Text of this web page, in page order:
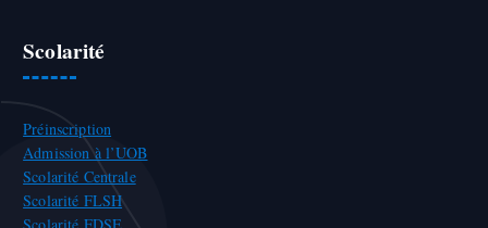
Scolarité
Préinscription
Admission à l’UOB
Scolarité Centrale
Scolarité FLSH